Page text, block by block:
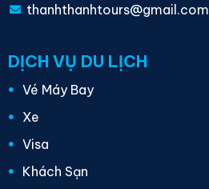
thanhthanhtours@gmail.com
DỊCH VỤ DU LỊCH
Vé Máy Bay
Xe
Visa
Khách Sạn